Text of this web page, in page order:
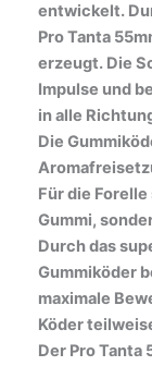
entwickelt.
Pro Tanta
erzeugt. Die
Impulse und
in alle
Die
Für die
Gummi,
Durch das
Gummiköder
maximale
Köder
Der Pro Tanta